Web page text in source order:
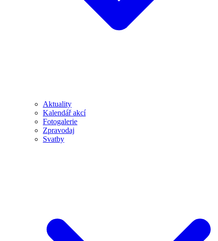
Aktuality
Kalendář akcí
Fotogalerie
Zpravodaj
Svatby